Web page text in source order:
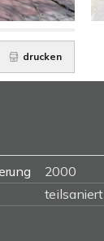
drucken
2000
teilsaniert